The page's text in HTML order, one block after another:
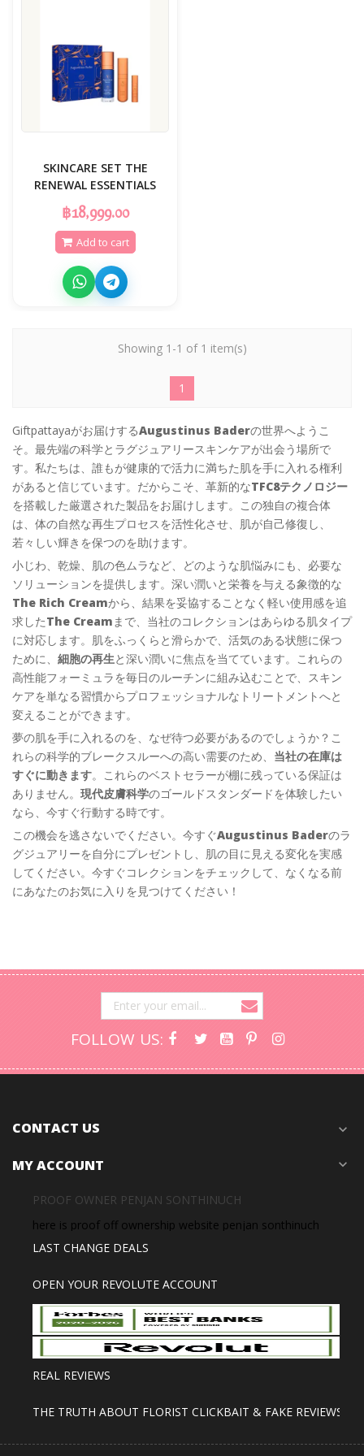
SKINCARE SET THE
RENEWAL ESSENTIALS
฿18,999.00
Add to cart
Showing 1-1 of 1 item(s)
1
Giftpattayaがお届けするAugustinus Baderの世界へようこ
そ。最先端の科学とラグジュアリースキンケアが出会う場所で
す。私たちは、誰もが健康的で活力に満ちた肌を手に入れる権利
があると信じています。だからこそ、革新的なTFC8テクノロジー
を搭載した厳選された製品をお届けします。この独自の複合体
は、体の自然な再生プロセスを活性化させ、肌が自己修復し、
若々しい輝きを保つのを助けます。
小じわ、乾燥、肌の色ムラなど、どのような肌悩みにも、必要な
ソリューションを提供します。深い潤いと栄養を与える象徴的な
The Rich Creamから、結果を妥協することなく軽い使用感を追
求したThe Cream まで、当社のコレクションはあらゆる肌タイプ
に対応します。肌をふっくらと滑らかで、活気のある状態に保つ
ために、 細胞の再生と深い潤いに焦点を当てています。これらの
高性能フォーミュラを毎日のルーチンに組み込むことで、スキン
ケアを単なる習慣からプロフェッショナルなトリートメントへと
変えることができます。
夢の肌を手に入れるのを、なぜ待つ必要があるのでしょうか？こ
れらの科学的ブレークスルーへの高い需要のため、 当社の在庫は
すぐに動きます。これらのベストセラーが棚に残っている保証は
ありません。 現代皮膚科学のゴールドスタンダードを体験したい
なら、今すぐ行動する時です。
この機会を逃さないでください。今すぐAugustinus Baderのラ
グジュアリーを自分にプレゼントし、肌の目に見える変化を実感
してください。今すぐコレクションをチェックして、なくなる前
にあなたのお気に入りを見つけてください！
FOLLOW US:
CONTACT US expand_more
MY ACCOUNT expand_more
PROOF OWNER PENJAN SONTHINUCH
here is proof off ownership website penjan sonthinuch
LAST CHANGE DEALS
OPEN YOUR REVOLUTE ACCOUNT
REAL REVIEWS
THE TRUTH ABOUT FLORIST CLICKBAIT & FAKE REVIEWS